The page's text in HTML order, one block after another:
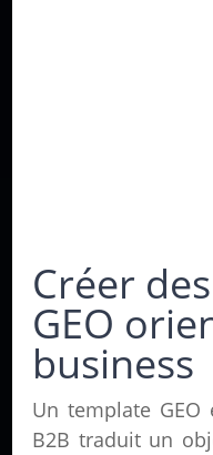
Créer
GEO
business
Un template
B2B traduit un